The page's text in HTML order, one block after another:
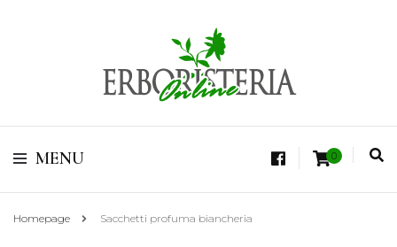
Erboristeria Shop
Online Tisane
Vendita di Botaniche, Erbe e Spezie Officinali, Tisane Terapeutiche Esclusive,
MENU 0
Homepage Sacchetti profuma biancheria